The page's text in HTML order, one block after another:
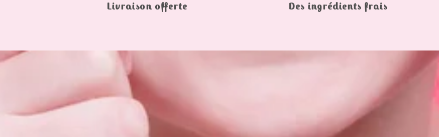
Livraison offerte Des ingrédients frais